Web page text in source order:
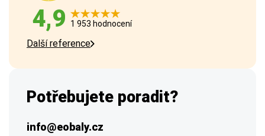
4,9 1 953 hodnocení
Další reference
Potřebujete poradit?
info@eobaly.cz